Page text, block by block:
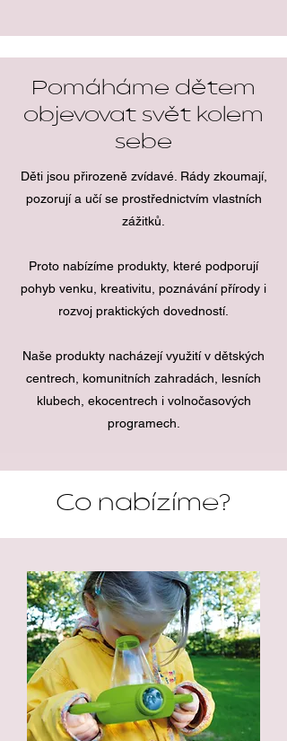
Pomáháme dětem
objevovat svět kolem
sebe
Děti jsou přirozeně zvídavé. Rády zkoumají,
pozorují a učí se prostřednictvím vlastních
zážitků.
Proto nabízíme produkty, které podporují
pohyb venku, kreativitu, poznávání přírody i
rozvoj praktických dovedností.
Naše produkty nacházejí využití v dětských
centrech, komunitních zahradách, lesních
klubech, ekocentrech i volnočasových
programech.
Co nabízíme?